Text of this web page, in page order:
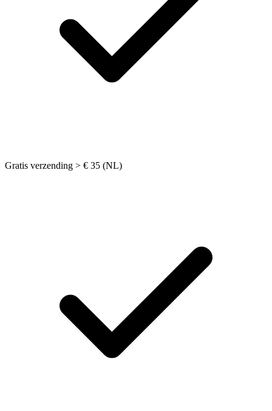
Gratis verzending > € 35 (NL)